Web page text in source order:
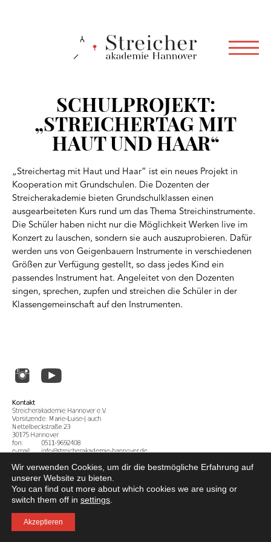
SCHULPROJEKT:
„STREICHERTAG MIT
HAUT UND HAAR“
„Streichertag mit Haut und Haar“ ist ein neues Projekt in
Kooperation mit Grundschulen. Die Dozenten der
Streicherakademie bieten Grundschulklassen einen
ausgearbeiteten Kurs rund um das Thema Streichinstrumente.
Die Schüler haben nicht nur die Möglichkeit Werken live im
Konzert zu lauschen, sondern sie auch auszuprobieren. Dafür
werden uns von Geigenbauern Instrumente in verschiedenen
Größen zur Verfügung gestellt, so dass jedes Kind ein
passendes Instrument hat. Angeleitet von den Dozenten
singen, sprechen, zupfen und streichen die Schüler in der
Klassengemeinschaft auf den Instrumenten.
Mitgliederbereich
Förderer
Impressum
Datenschutzerklärung
Wir verwenden Cookies, um dir die bestmögliche Erfahrung auf
unserer Website zu bieten.
You can find out more about which cookies we are using or
switch them off in settings
Akzeptieren